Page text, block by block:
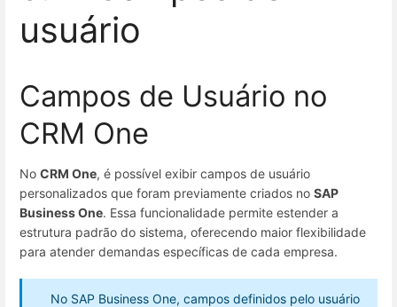
usuário
Campos de Usuário no
CRM One
No CRM One, é possível exibir campos de usuário
personalizados que foram previamente criados no SAP
Business One. Essa funcionalidade permite estender a
estrutura padrão do sistema, oferecendo maior flexibilidade
para atender demandas específicas de cada empresa.
No SAP Business One, campos definidos pelo usuário